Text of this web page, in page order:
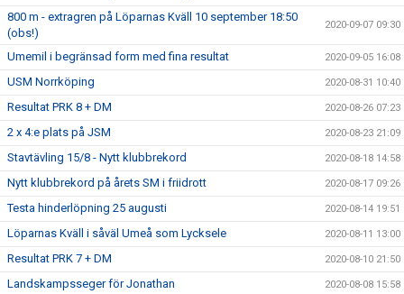
800 m - extragren på Löparnas Kväll 10 september 18:50
(obs!)
2020-09-07 09:30
Umemil i begränsad form med fina resultat 2020-09-05 16:08
USM Norrköping 2020-08-31 10:40
Resultat PRK 8 + DM 2020-08-26 07:23
2 x 4:e plats på JSM 2020-08-23 21:09
Stavtävling 15/8 - Nytt klubbrekord 2020-08-18 14:58
Nytt klubbrekord på årets SM i friidrott 2020-08-17 09:26
Testa hinderlöpning 25 augusti 2020-08-14 19:51
Löparnas Kväll i såväl Umeå som Lycksele 2020-08-11 13:00
Resultat PRK 7 + DM 2020-08-10 21:50
Landskampsseger för Jonathan 2020-08-08 15:58